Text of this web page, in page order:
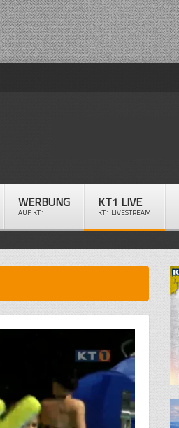
WERBUNG
AUF KT1
KT1 LIVE
KT1 LIVESTREAM